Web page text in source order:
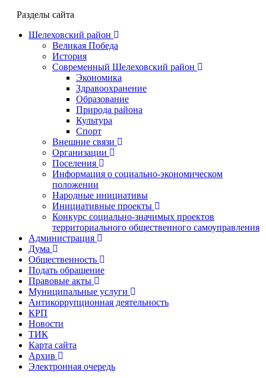
Разделы сайта
Шелеховский район
Великая Победа
История
Современный Шелеховский район
Экономика
Здравоохранение
Образование
Природа района
Культура
Спорт
Внешние связи
Организации
Поселения
Информация о социально-экономическом
положении
Народные инициативы
Инициативные проекты
Конкурс социально-значимых проектов
территориального общественного самоуправления
Администрация
Дума
Общественность
Подать обращение
Правовые акты
Муниципальные услуги
Антикоррупционная деятельность
КРП
Новости
ТИК
Карта сайта
Архив
Электронная очередь